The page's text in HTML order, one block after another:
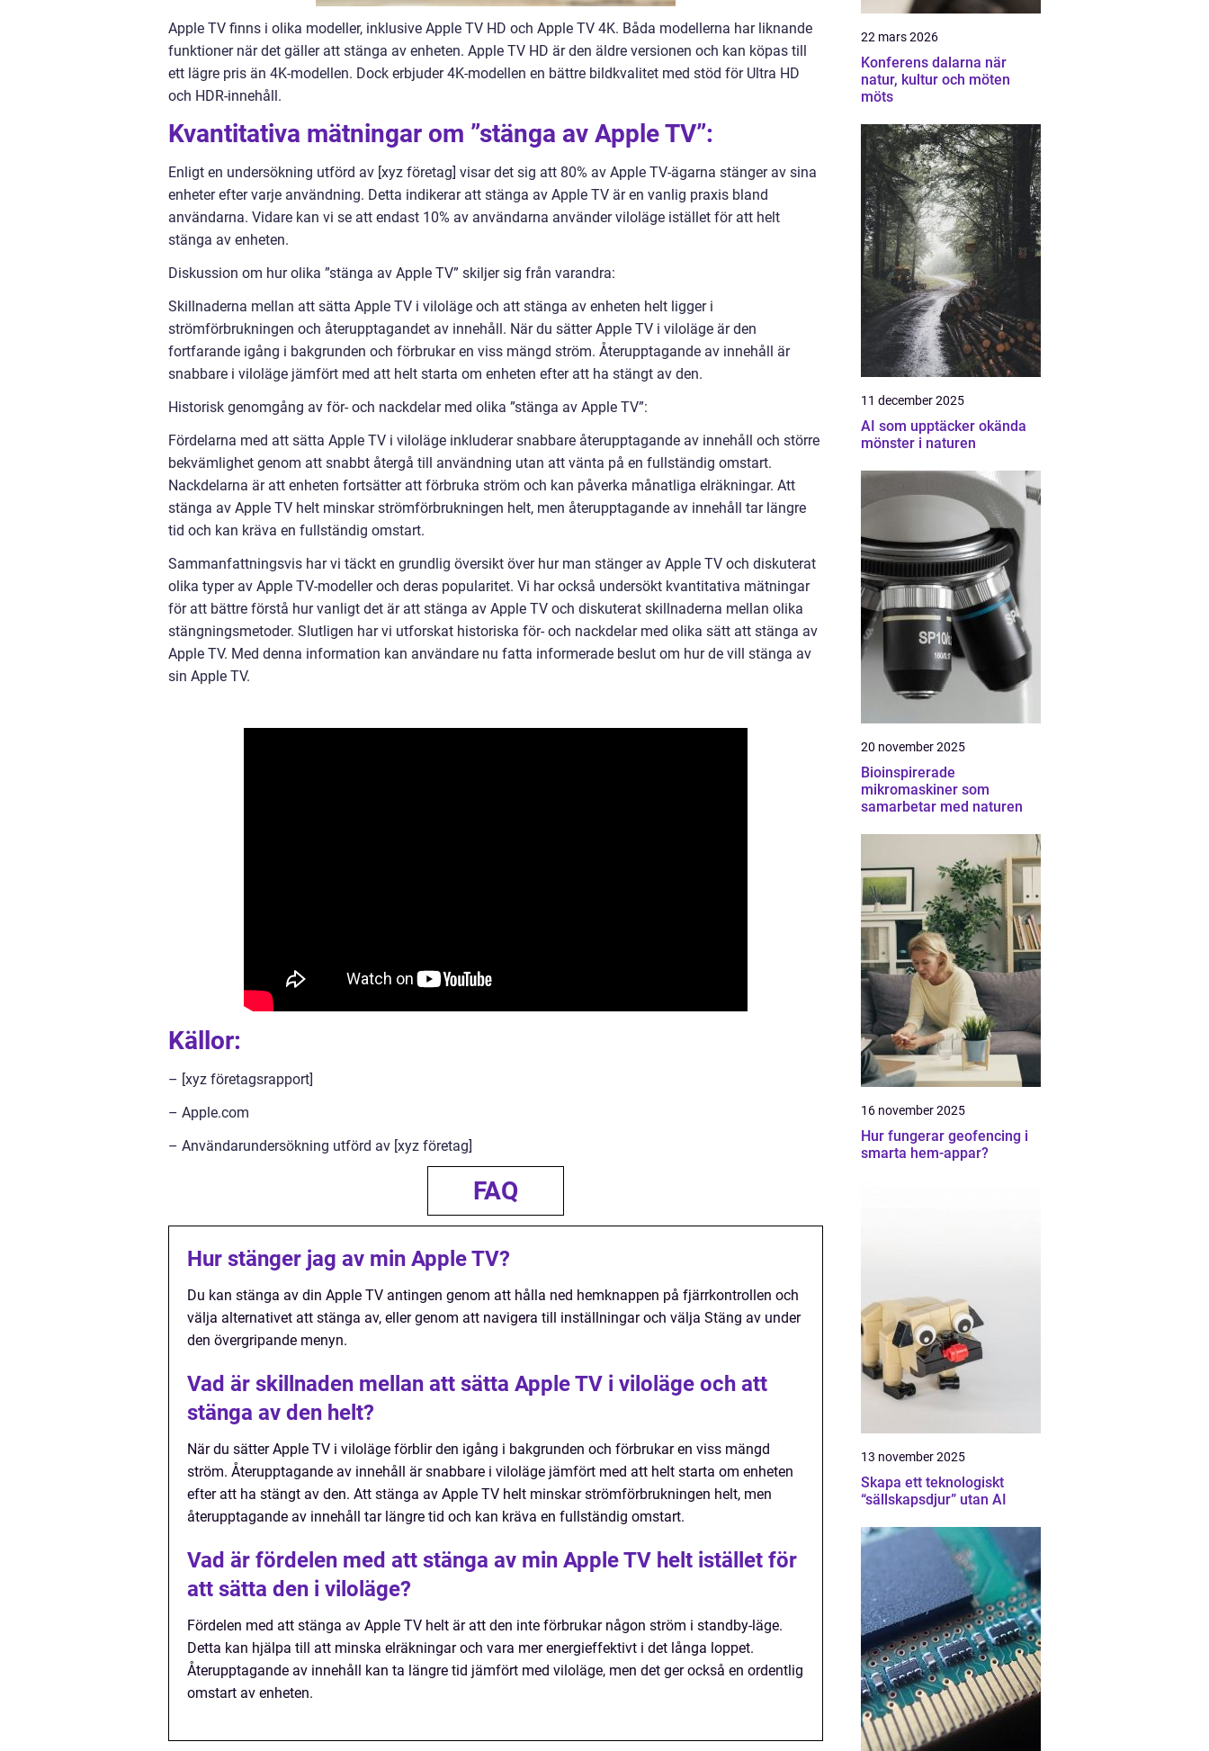
Apple TV finns i olika modeller, inklusive Apple TV HD och Apple TV 4K. Båda modellerna har liknande
funktioner när det gäller att stänga av enheten. Apple TV HD är den äldre versionen och kan köpas till
ett lägre pris än 4K-modellen. Dock erbjuder 4K-modellen en bättre bildkvalitet med stöd för Ultra HD
och HDR-innehåll.
Kvantitativa mätningar om ”stänga av Apple TV”:
Enligt en undersökning utförd av [xyz företag] visar det sig att 80% av Apple TV-ägarna stänger av sina
enheter efter varje användning. Detta indikerar att stänga av Apple TV är en vanlig praxis bland
användarna. Vidare kan vi se att endast 10% av användarna använder viloläge istället för att helt
stänga av enheten.
Diskussion om hur olika ”stänga av Apple TV” skiljer sig från varandra:
Skillnaderna mellan att sätta Apple TV i viloläge och att stänga av enheten helt ligger i
strömförbrukningen och återupptagandet av innehåll. När du sätter Apple TV i viloläge är den
fortfarande igång i bakgrunden och förbrukar en viss mängd ström. Återupptagande av innehåll är
snabbare i viloläge jämfört med att helt starta om enheten efter att ha stängt av den.
Historisk genomgång av för- och nackdelar med olika ”stänga av Apple TV”:
Fördelarna med att sätta Apple TV i viloläge inkluderar snabbare återupptagande av innehåll och större
bekvämlighet genom att snabbt återgå till användning utan att vänta på en fullständig omstart.
Nackdelarna är att enheten fortsätter att förbruka ström och kan påverka månatliga elräkningar. Att
stänga av Apple TV helt minskar strömförbrukningen helt, men återupptagande av innehåll tar längre
tid och kan kräva en fullständig omstart.
Sammanfattningsvis har vi täckt en grundlig översikt över hur man stänger av Apple TV och diskuterat
olika typer av Apple TV-modeller och deras popularitet. Vi har också undersökt kvantitativa mätningar
för att bättre förstå hur vanligt det är att stänga av Apple TV och diskuterat skillnaderna mellan olika
stängningsmetoder. Slutligen har vi utforskat historiska för- och nackdelar med olika sätt att stänga av
Apple TV. Med denna information kan användare nu fatta informerade beslut om hur de vill stänga av
sin Apple TV.
Källor:
– [xyz företagsrapport]
– Apple.com
– Användarundersökning utförd av [xyz företag]
FAQ
Hur stänger jag av min Apple TV?
Du kan stänga av din Apple TV antingen genom att hålla ned hemknappen på fjärrkontrollen och
välja alternativet att stänga av, eller genom att navigera till inställningar och välja Stäng av under
den övergripande menyn.
Vad är skillnaden mellan att sätta Apple TV i viloläge och att
stänga av den helt?
När du sätter Apple TV i viloläge förblir den igång i bakgrunden och förbrukar en viss mängd
ström. Återupptagande av innehåll är snabbare i viloläge jämfört med att helt starta om enheten
efter att ha stängt av den. Att stänga av Apple TV helt minskar strömförbrukningen helt, men
återupptagande av innehåll tar längre tid och kan kräva en fullständig omstart.
Vad är fördelen med att stänga av min Apple TV helt istället för
att sätta den i viloläge?
Fördelen med att stänga av Apple TV helt är att den inte förbrukar någon ström i standby-läge.
Detta kan hjälpa till att minska elräkningar och vara mer energieffektivt i det långa loppet.
Återupptagande av innehåll kan ta längre tid jämfört med viloläge, men det ger också en ordentlig
omstart av enheten.
22 mars 2026
Konferens dalarna när
natur, kultur och möten
möts
11 december 2025
AI som upptäcker okända
mönster i naturen
20 november 2025
Bioinspirerade
mikromaskiner som
samarbetar med naturen
16 november 2025
Hur fungerar geofencing i
smarta hem-appar?
13 november 2025
Skapa ett teknologiskt
“sällskapsdjur” utan AI